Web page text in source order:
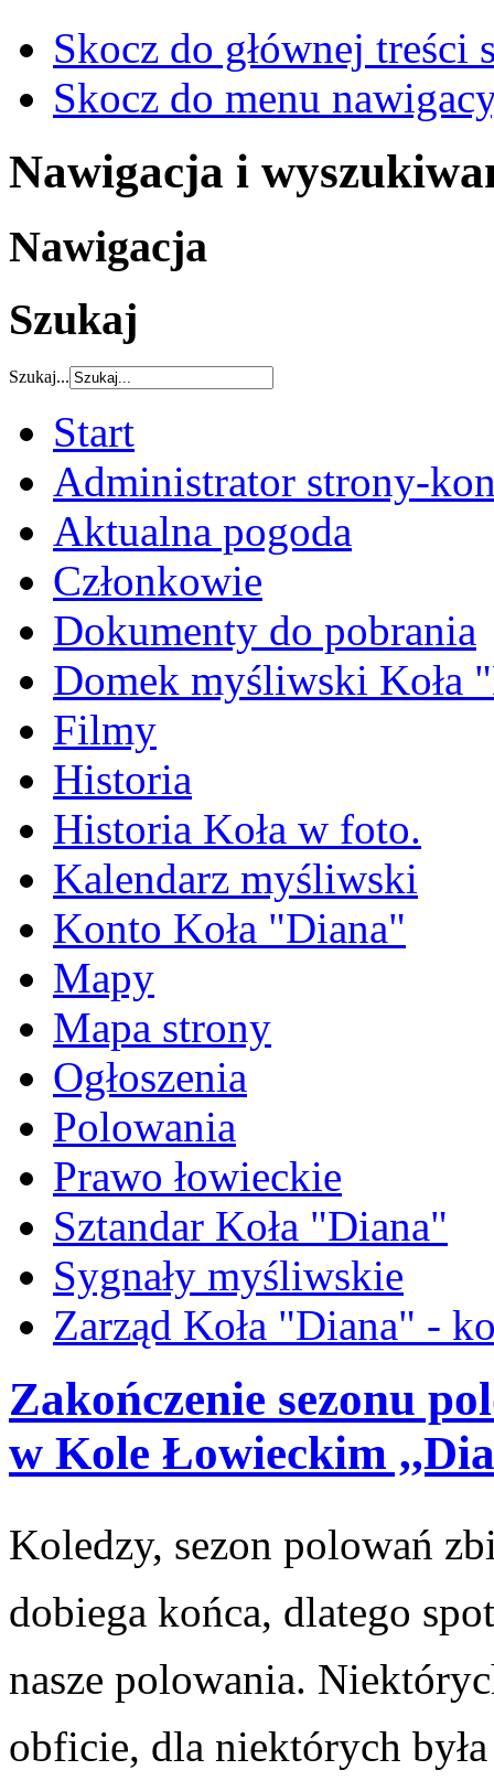
Skocz do głównej treści
Skocz do menu
Nawigacja i
Nawigacja
Szukaj
Szukaj...
Start
Administrator strony-
Aktualna pogoda
Członkowie
Dokumenty do pobrania
Domek myśliwski Koła
Filmy
Historia
Historia Koła w foto.
Kalendarz myśliwski
Konto Koła "Diana"
Mapy
Mapa strony
Ogłoszenia
Polowania
Prawo łowieckie
Sztandar Koła "Diana"
Sygnały myśliwskie
Zarząd Koła "Diana" -
Zakończenie sezonu
w Kole Łowieckim
Koledzy, sezon polowań
dobiega końca, dlatego
nasze polowania.
obficie, dla niektórych